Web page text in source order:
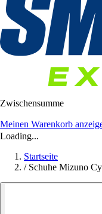
Zwischensumme
Meinen Warenkorb
Loading...
Startseite
/ Schuhe Mizuno